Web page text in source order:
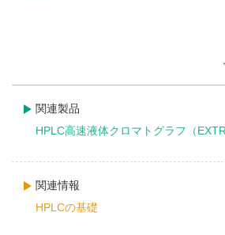
関連製品
HPLC高速液体クロマトグラフ（
関連情報
HPLCの基礎